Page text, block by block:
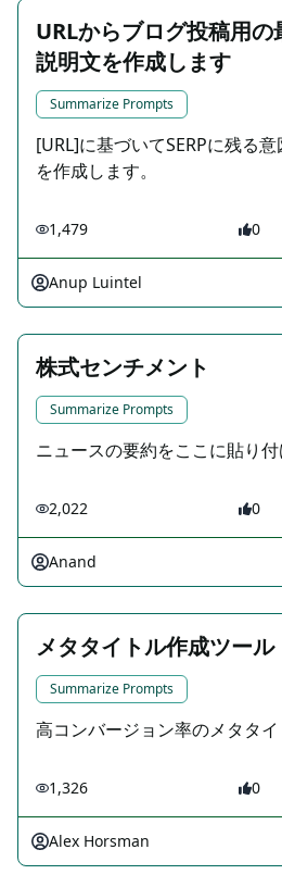
URLからブログ投稿用
説明文を作成します
Summarize Prompts
[URL]に基づいてSERPに残る
を作成します。
1,479 0
Anup Luintel
株式センチメント
Summarize Prompts
ニュースの要約をここに貼り
2,022 0
Anand
メタタイトル作成ツール
Summarize Prompts
高コンバージョン率のメタタ
1,326 0
Alex Horsman